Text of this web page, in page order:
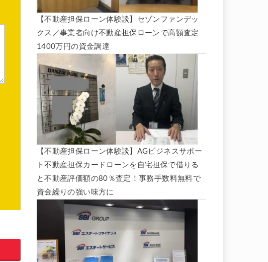
【不動産担保ローン体験談】セゾンファンデッ
クス／事業者向け不動産担保ローンで高額査定
1400万円の資金調達
【不動産担保ローン体験談】AGビジネスサポー
ト不動産担保カードローンを自宅担保で借りる
と不動産評価額の80％査定！事務手数料無料で
資金繰りの強い味方に